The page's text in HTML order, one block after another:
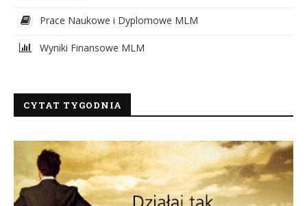
Prace Naukowe i Dyplomowe MLM
Wyniki Finansowe MLM
CYTAT TYGODNIA